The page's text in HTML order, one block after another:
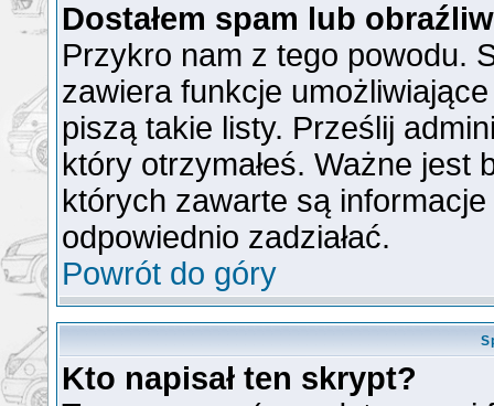
Dostałem spam lub
Przykro nam z tego powodu.
zawiera funkcje
piszą takie listy. Prześlij
który otrzymałeś. Ważne jest
których zawarte są
odpowiednio zadziałać.
Powrót do góry
Kto napisał ten skrypt?